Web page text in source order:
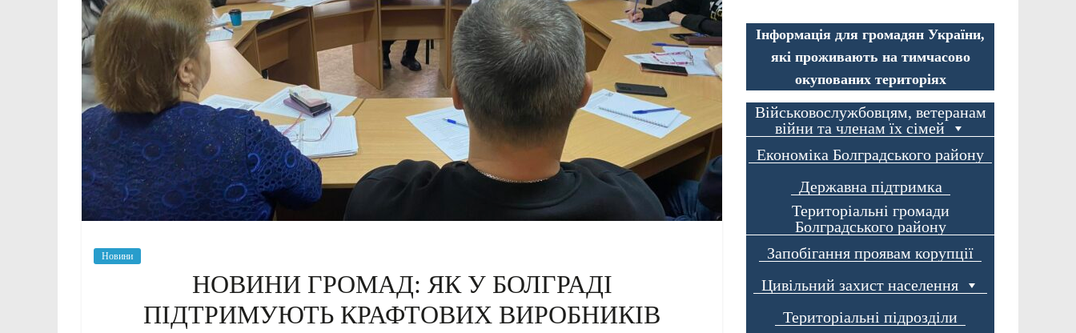
Новини
НОВИНИ ГРОМАД: ЯК У БОЛГРАДІ
ПІДТРИМУЮТЬ КРАФТОВИХ ВИРОБНИКІВ
Інформація для громадян України,
які проживають на тимчасово
окупованих територіях
Військовослужбовцям, ветеранам
війни та членам їх сімей
Економіка Болградського району
Державна підтримка
Територіальні громади
Болградського району
Запобігання проявам корупції
Цивільний захист населення
Територіальні підрозділи